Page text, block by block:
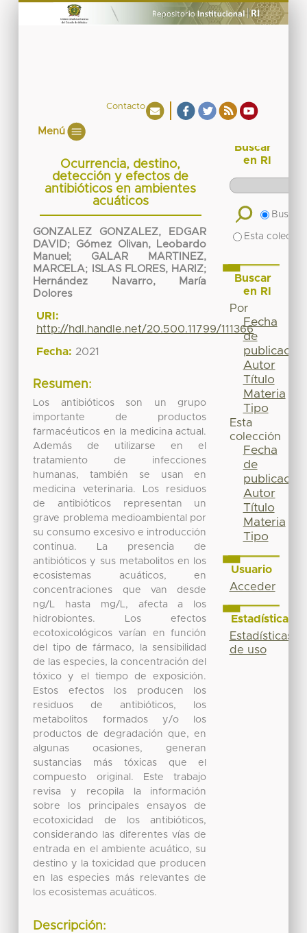
Contacto
Menú
Ocurrencia, destino,
detección y efectos de
antibióticos en ambientes
acuáticos
GONZALEZ GONZALEZ, EDGAR
DAVID; Gómez Olivan, Leobardo
Manuel ; GALAR MARTINEZ,
MARCELA; ISLAS FLORES, HARIZ;
Hernández Navarro, María
Dolores
URI:
http://hdl.handle.net/20.500.11799/111366
Fecha: 2021
Resumen:
Los antibióticos son un grupo
importante de productos
farmacéuticos en la medicina actual.
Además de utilizarse en el
tratamiento de infecciones
humanas, también se usan en
medicina veterinaria. Los residuos
de antibióticos representan un
grave problema medioambiental por
su consumo excesivo e introducción
continua. La presencia de
antibióticos y sus metabolitos en los
ecosistemas acuáticos, en
concentraciones que van desde
ng/L hasta mg/L, afecta a los
hidrobiontes. Los efectos
ecotoxicológicos varían en función
del tipo de fármaco, la sensibilidad
de las especies, la concentración del
tóxico y el tiempo de exposición.
Estos efectos los producen los
residuos de antibióticos, los
metabolitos formados y/o los
productos de degradación que, en
algunas ocasiones, generan
sustancias más tóxicas que el
compuesto original. Este trabajo
revisa y recopila la información
sobre los principales ensayos de
ecotoxicidad de los antibióticos,
considerando las diferentes vías de
entrada en el ambiente acuático, su
destino y la toxicidad que producen
en las especies más relevantes de
los ecosistemas acuáticos.
Descripción:
Buscar
en RI
Buscar
Esta
Buscar
en RI
Por
Fecha
de
publicación
Autor
Título
Materia
Tipo
Esta
colección
Fecha
de
publicación
Autor
Título
Materia
Tipo
Usuario
Acceder
Estadísticas
Estadísticas
de uso